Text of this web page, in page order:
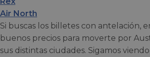
Air North
Si buscas los billetes con antelación,
buenos precios para moverte por
sus distintas ciudades. Sigamos